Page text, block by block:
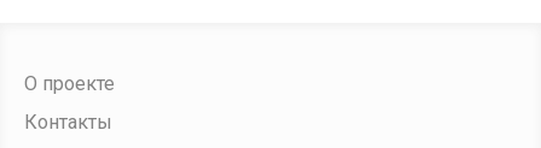
О проекте
Контакты